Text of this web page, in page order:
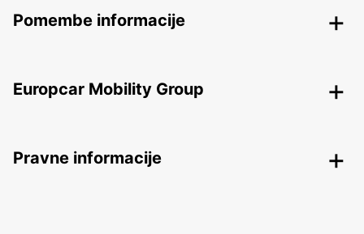
Pomembe informacije
Europcar Mobility Group
Pravne informacije